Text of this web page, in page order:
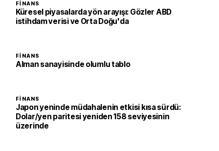
FINANS
Küresel piyasalarda yön arayışı: Gözler ABD
istihdam verisi ve Orta Doğu'da
FINANS
Alman sanayisinde olumlu tablo
FINANS
Japon yeninde müdahalenin etkisi kısa sürdü:
Dolar/yen paritesi yeniden 158 seviyesinin
üzerinde